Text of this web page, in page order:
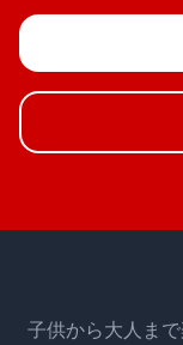
子供から大人ま